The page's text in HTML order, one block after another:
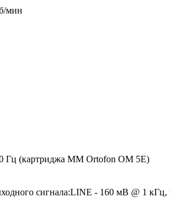
мин
Гц (картриджа MM Ortofon OM 5E)
сигнала:LINE - 160 мВ @ 1 кГц,